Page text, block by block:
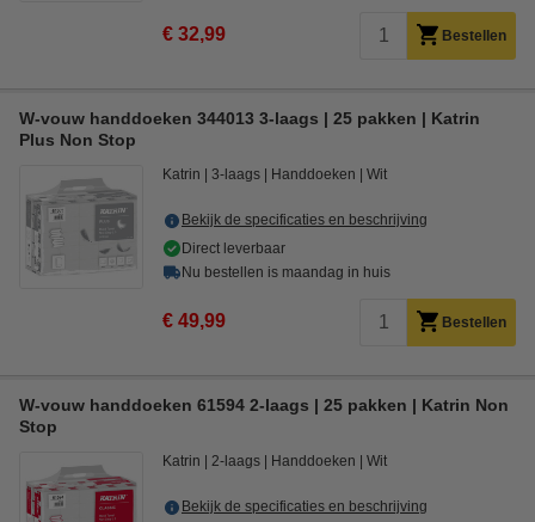
€ 32,99 Bestellen
W-vouw handdoeken 344013 3-laags | 25 pakken | Katrin
Plus Non Stop
Katrin 3-laags Handdoeken Wit
Bekijk de specificaties en beschrijving
Direct leverbaar
Nu bestellen is maandag in huis
€ 49,99 Bestellen
W-vouw handdoeken 61594 2-laags | 25 pakken | Katrin Non
Stop
Katrin 2-laags Handdoeken Wit
Bekijk de specificaties en beschrijving